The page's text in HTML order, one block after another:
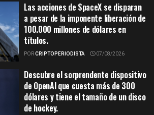
Las acciones de SpaceX se disparan
a pesar de la imponente liberación de
100.000 millones de dólares en
títulos.
PORCRIPTOPERIODISTA 07/08/2026
Descubre el sorprendente dispositivo
de OpenAI que cuesta más de 300
dólares y tiene el tamaño de un disco
de hockey.